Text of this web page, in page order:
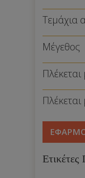
Τεμάχια
Μέγεθος